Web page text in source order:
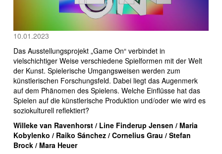
10.01.2023
Das Ausstellungsprojekt „Game On“ verbindet in
vielschichtiger Weise verschiedene Spielformen mit der Welt
der Kunst. Spielerische Umgangsweisen werden zum
künstlerischen Forschungsfeld. Dabei liegt das Augenmerk
auf dem Phänomen des Spielens. Welche Einflüsse hat das
Spielen auf die künstlerische Produktion und/oder wie wird es
soziokulturell reflektiert?
Willeke van Ravenhorst / Line Finderup Jensen / Maria
Kobylenko / Raiko Sánchez / Cornelius Grau / Stefan
Brock / Mara Heuer